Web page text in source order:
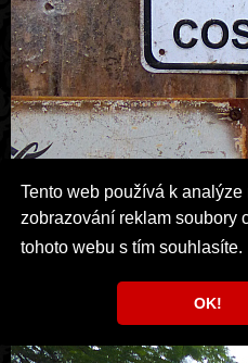
Tento web používá k analýze
zobrazování reklam soubory
tohoto webu s tím souhlasíte.
OK!
Samara,